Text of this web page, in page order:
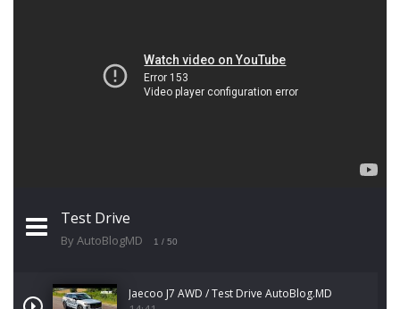
Test Drive
By AutoBlogMD 1 / 50
Jaecoo J7 AWD / Test Drive AutoBlog.MD